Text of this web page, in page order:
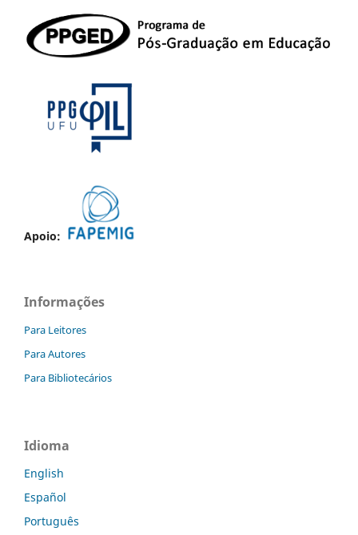
Apoio:
Informações
Para Leitores
Para Autores
Para Bibliotecários
Idioma
English
Español
Português